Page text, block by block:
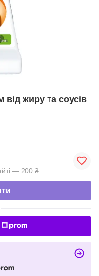
від жиру та соусів
— 200 ₴